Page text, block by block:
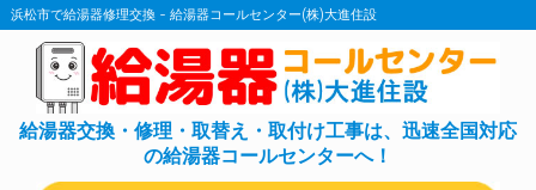
浜松市で給湯器修理交換 - 給湯器コールセンター(株)大進住設
給湯器交換・修理・取替え・取付け工事は、迅速全国対応
の給湯器コールセンターへ！